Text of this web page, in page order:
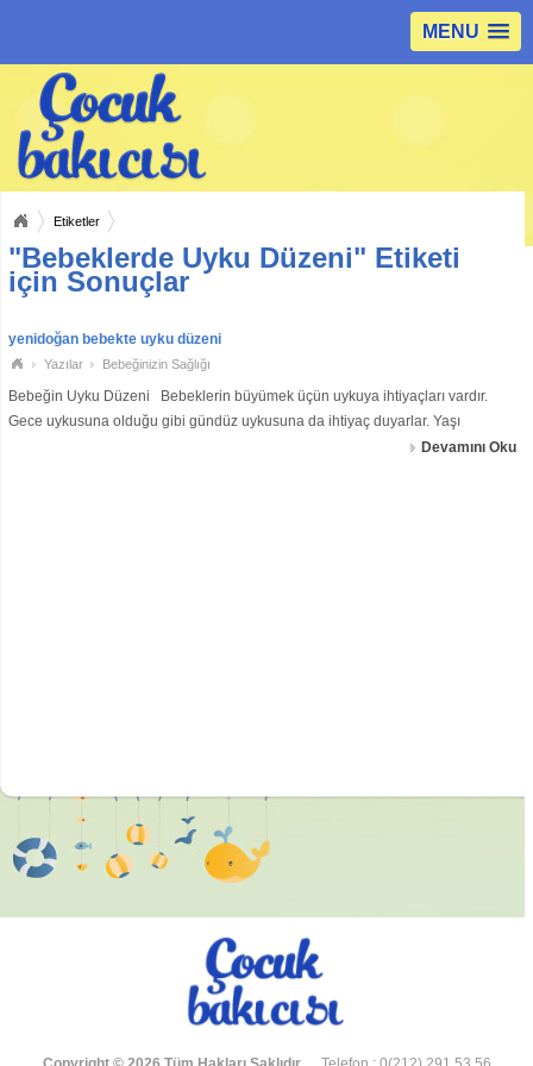
MENU
Etiketler
"Bebeklerde Uyku Düzeni" Etiketi
için Sonuçlar
yenidoğan bebekte uyku düzeni
Yazılar Bebeğinizin Sağlığı
Bebeğin Uyku Düzeni Bebeklerin büyümek üçün uykuya ihtiyaçları vardır.
Gece uykusuna olduğu gibi gündüz uykusuna da ihtiyaç duyarlar. Yaşı
ilerledikçe bu ihtiyacı azalacaktır. Bebeğinizin doğmasıyla birlikte sizin de uyku
Devamını Oku